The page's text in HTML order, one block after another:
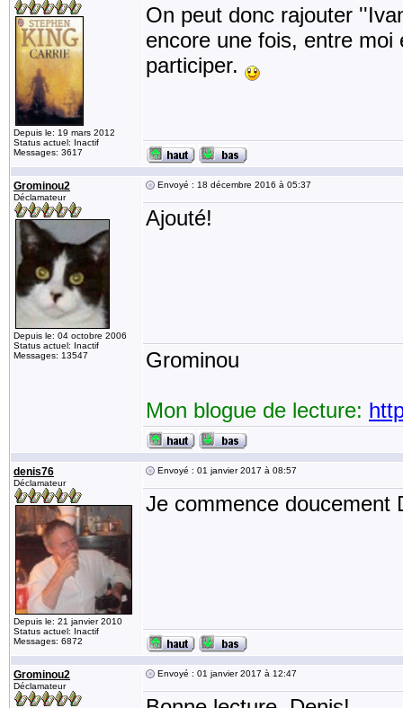
Depuis le: 19 mars 2012
Status actuel: Inactif
Messages: 3617
On peut donc rajouter
encore une fois, entre
participer.
Grominou2
Déclamateur
Depuis le: 04 octobre 2006
Status actuel: Inactif
Messages: 13547
Envoyé : 18 décembre 2016 à 05:37
Ajouté!
Grominou
Mon blogue de lecture:
denis76
Déclamateur
Depuis le: 21 janvier 2010
Status actuel: Inactif
Messages: 6872
Envoyé : 01 janvier 2017 à 08:57
Je commence doucement
Grominou2
Déclamateur
Envoyé : 01 janvier 2017 à 12:47